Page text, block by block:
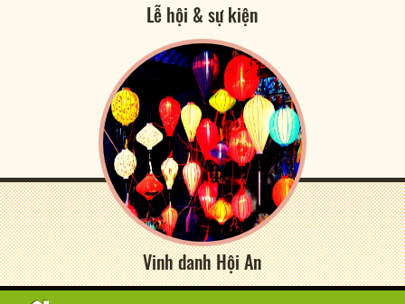
Lễ hội & sự kiện
Vinh danh Hội An